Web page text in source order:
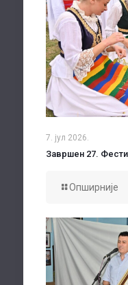
7. јул 2026.
Завршен 27.
Опширније